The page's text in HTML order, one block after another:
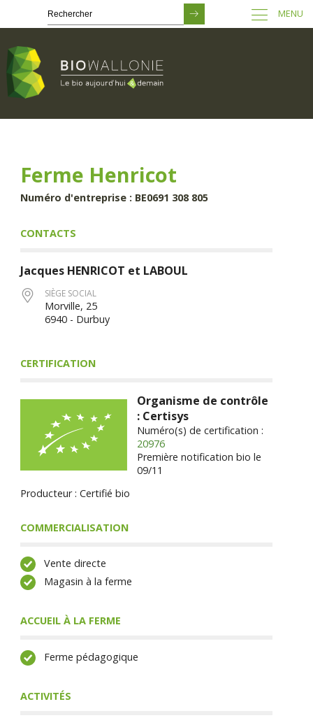
principal
MENU
Ferme Henricot
Numéro d'entreprise : BE0691 308 805
CONTACTS
Jacques HENRICOT et LABOUL
SIÈGE SOCIAL
Morville, 25
6940 - Durbuy
CERTIFICATION
Organisme de contrôle
: Certisys
Numéro(s) de certification :
20976
Première notification bio le
09/11
Producteur : Certifié bio
COMMERCIALISATION
Vente directe
Magasin à la ferme
ACCUEIL À LA FERME
Ferme pédagogique
ACTIVITÉS